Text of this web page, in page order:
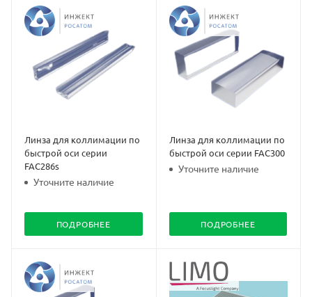
Линза для коллимации по
быстрой оси серии
FAC286s
Уточните наличие
ПОДРОБНЕЕ
Линза для коллимации по
быстрой оси серии FAC300
Уточните наличие
ПОДРОБНЕЕ